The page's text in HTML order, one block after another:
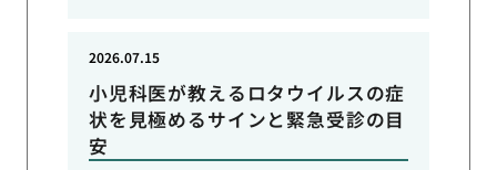
小児科医が教えるロタウイルスの症
状を見極めるサインと緊急受診の目
安
2026.07.15